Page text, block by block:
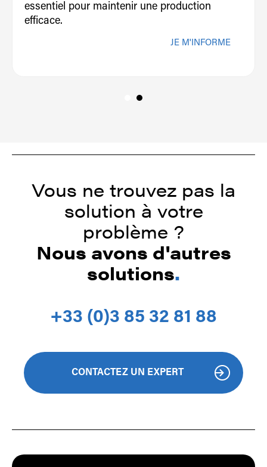
essentiel pour maintenir une production
efficace.
JE M'INFORME
Vous ne trouvez pas la
solution à votre
problème ?
Nous avons d'autres
solutions.
+33 (0)3 85 32 81 88
CONTACTEZ UN EXPERT